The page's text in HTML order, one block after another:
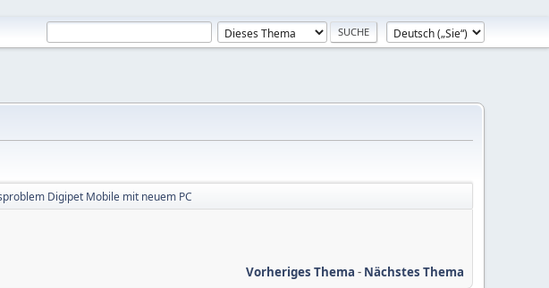
Digipet Mobile mit neuem PC
Vorheriges Thema - Nächstes Thema